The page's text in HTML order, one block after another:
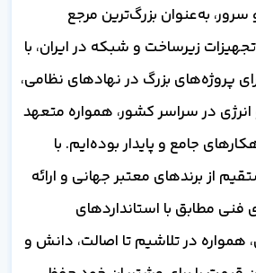
سرور، به‌عنوان بزرگ‌ترین مرجع
زیرساخت و شبکه در ایران، با
پروژه‌های بزرگ در نهادهای نظامی،
در سراسر کشور، همواره متعهد
جامع و پایدار بوده‌ایم. با
از برندهای معتبر جهانی و ارائه
فنی مطابق با استانداردهای
همواره در تلاشیم تا اصالت، دانش و